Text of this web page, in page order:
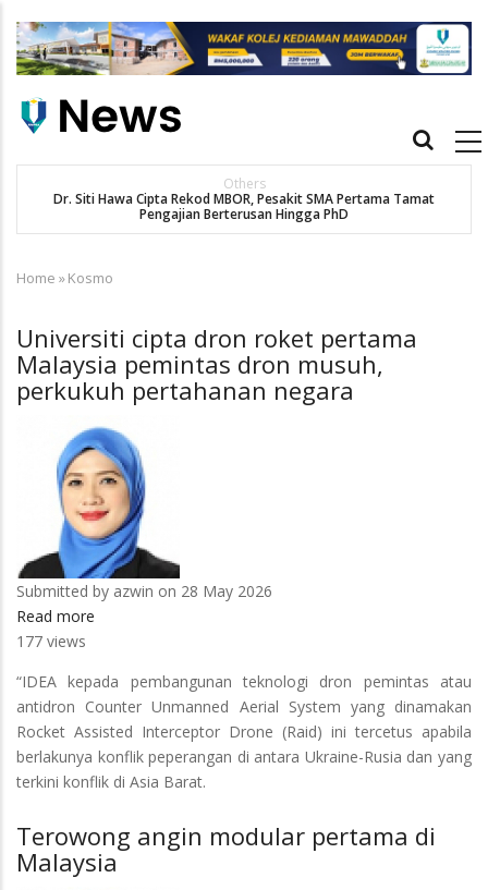
main
Main
Others
Dr. Siti Hawa Cipta Rekod MBOR, Pesakit SMA Pertama Tamat
Pengajian Berterusan Hingga PhD
Breadcrumb
Home »Kosmo
Universiti cipta dron roket pertama
Malaysia pemintas dron musuh,
perkukuh pertahanan negara
Submitted by azwin on 28 May 2026
Read more
dron
roket
pertama
Malaysia
pemintas
musuh,
perkukuh
177 views
“IDEA kepada pembangunan teknologi dron pemintas atau
antidron Counter Unmanned Aerial System yang dinamakan
Rocket Assisted Interceptor Drone (Raid) ini tercetus apabila
berlakunya konflik peperangan di antara Ukraine-Rusia dan yang
terkini konflik di Asia Barat.
Terowong angin modular pertama di
Malaysia